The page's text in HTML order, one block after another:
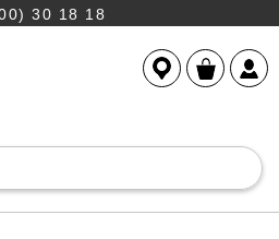
30 18 18